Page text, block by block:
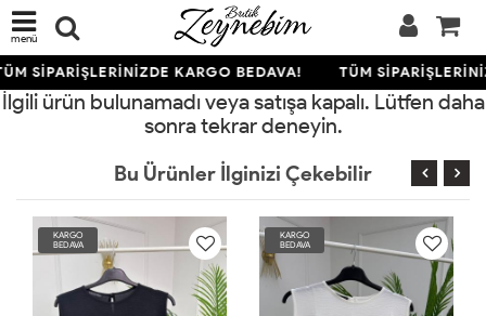
menü
SİPARİŞLERİNİZDE KARGO BEDAVA! TÜM
İlgili ürün bulunamadı veya satışa kapalı. Lütfen daha
sonra tekrar deneyin.
Bu Ürünler İlginizi Çekebilir
KARGO